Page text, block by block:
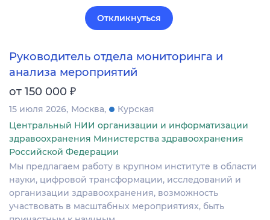
Откликнуться
Руководитель отдела мониторинга и
анализа мероприятий
от 150 000 ₽
15 июля 2026 Москва
Курская
Центральный НИИ организации и информатизации
здравоохранения Министерства здравоохранения
Российской Федерации
Мы предлагаем работу в крупном институте в области
науки, цифровой трансформации, исследований и
организации здравоохранения, возможность
участвовать в масштабных мероприятиях, быть